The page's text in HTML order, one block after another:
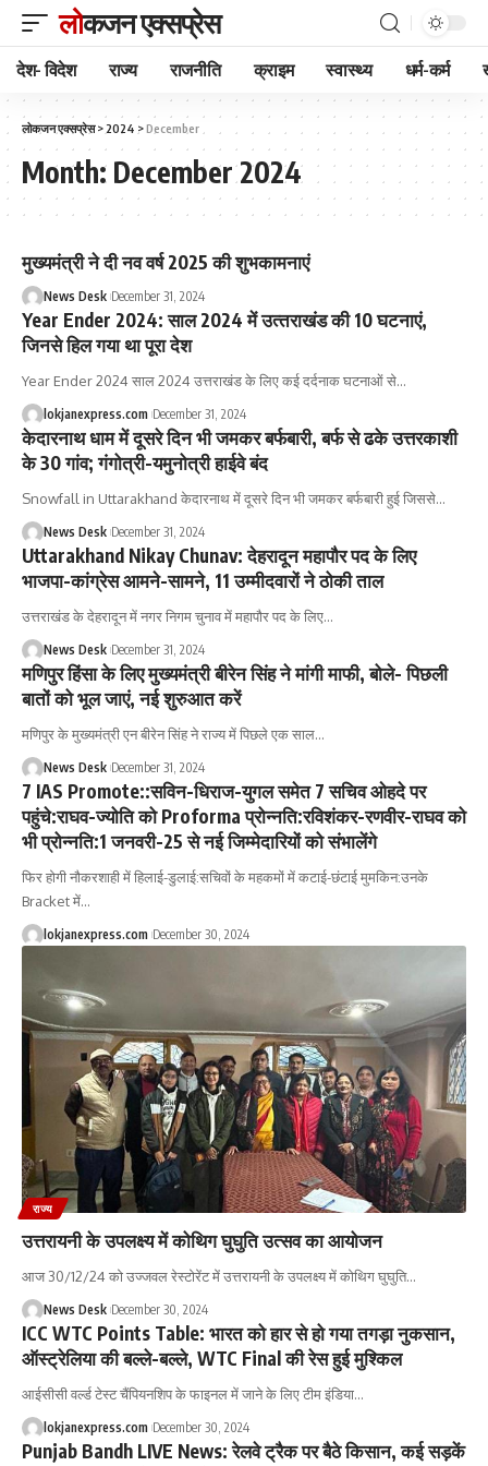
लोकजन एक्सप्रेस
देश- विदेश राज्य राजनीति क्राइम स्वास्थ्य धर्म-कर्म
लोकजन एक्सप्रेस> 2024 >December
Month: December 2024
मुख्यमंत्री ने दी नव वर्ष 2025 की शुभकामनाएं
News Desk December 31, 2024
Year Ender 2024: साल 2024 में उत्‍तराखंड की 10 घटनाएं,
जिनसे हिल गया था पूरा देश
Year Ender 2024 साल 2024 उत्तराखंड के लिए कई दर्दनाक घटनाओं से…
lokjanexpress.com December 31, 2024
केदारनाथ धाम में दूसरे दिन भी जमकर बर्फबारी, बर्फ से ढके उत्तरकाशी
के 30 गांव; गंगोत्री-यमुनोत्री हाईवे बंद
Snowfall in Uttarakhand केदारनाथ में दूसरे दिन भी जमकर बर्फबारी हुई जिससे…
News Desk December 31, 2024
Uttarakhand Nikay Chunav: देहरादून महापौर पद के लिए
भाजपा-कांग्रेस आमने-सामने, 11 उम्मीदवारों ने ठोकी ताल
उत्तराखंड के देहरादून में नगर निगम चुनाव में महापौर पद के लिए…
News Desk December 31, 2024
मणिपुर हिंसा के लिए मुख्यमंत्री बीरेन सिंह ने मांगी माफी, बोले- पिछली
बातों को भूल जाएं, नई शुरुआत करें
मणिपुर के मुख्यमंत्री एन बीरेन सिंह ने राज्य में पिछले एक साल…
News Desk December 31, 2024
7 IAS Promote::सविन-धिराज-युगल समेत 7 सचिव ओहदे पर
पहुंचे:राघव-ज्योति को Proforma प्रोन्नति:रविशंकर-रणवीर-राघव को
भी प्रोन्नति:1 जनवरी-25 से नई जिम्मेदारियों को संभालेंगे
फिर होगी नौकरशाही में हिलाई-डुलाई:सचिवों के महकमों में कटाई-छंटाई मुमकिन:उनके
Bracket में…
lokjanexpress.com December 30, 2024
राज्य
उत्तरायनी के उपलक्ष्य में कोथिग घुघुति उत्सव का आयोजन
आज 30/12/24 को उज्जवल रेस्टोरेंट में उत्तरायनी के उपलक्ष्य में कोथिग घुघुति…
News Desk December 30, 2024
ICC WTC Points Table: भारत को हार से हो गया तगड़ा नुकसान,
ऑस्ट्रेलिया की बल्ले-बल्ले, WTC Final की रेस हुई मुश्किल
आईसीसी वर्ल्ड टेस्ट चैंपियनशिप के फाइनल में जाने के लिए टीम इंडिया…
lokjanexpress.com December 30, 2024
Punjab Bandh LIVE News: रेलवे ट्रैक पर बैठे किसान, कई सड़कें